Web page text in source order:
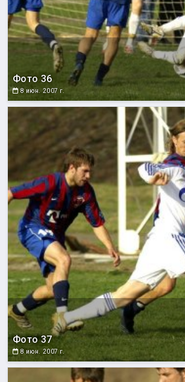
Фото 36
8 июн. 2007 г.
Фото 37
8 июн. 2007 г.